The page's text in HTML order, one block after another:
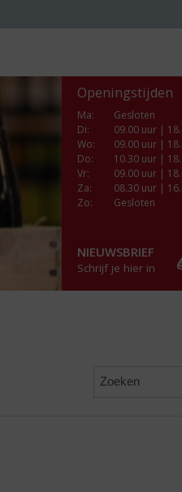
Openingstijden
Ma:
Gesloten
Di:
09.00 uur |
Wo:
09.00 uur |
Do:
10.30 uur |
Vr:
09.00 uur |
Za:
08.30 uur |
Zo:
Gesloten
NIEUWSBRIEF
Schrijf je hier in